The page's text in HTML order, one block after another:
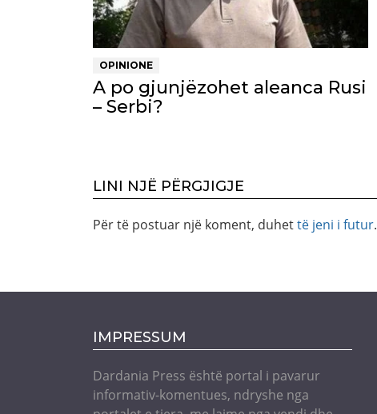
OPINIONE
A po gjunjëzohet aleanca Rusi
– Serbi?
LINI NJË PËRGJIGJE
Për të postuar një koment, duhettë jeni i futur.
IMPRESSUM
Dardania Press është portal i pavarur
informativ-komentues, ndryshe nga